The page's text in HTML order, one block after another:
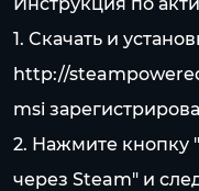
1. Cкачать и
http://
msi
2. Нажмите кнопку
через Steam" и